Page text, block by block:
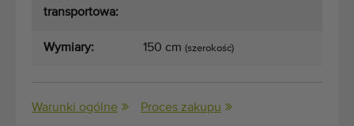
transportowa:
Wymiary: 150 cm (szerokość)
Warunki ogólne Proces zakupu